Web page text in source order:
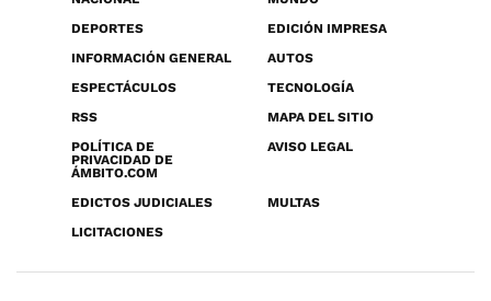
DEPORTES
EDICIÓN IMPRESA
INFORMACIÓN GENERAL
AUTOS
ESPECTÁCULOS
TECNOLOGÍA
RSS
MAPA DEL SITIO
POLÍTICA DE
PRIVACIDAD DE
ÁMBITO.COM
AVISO LEGAL
EDICTOS JUDICIALES
MULTAS
LICITACIONES